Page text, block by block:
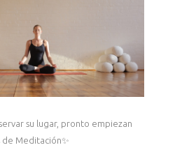
su lugar, pronto empiezan
de Meditación✨